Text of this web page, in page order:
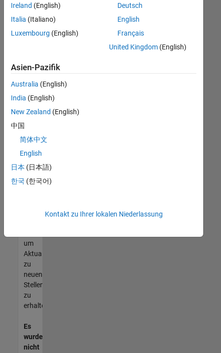
oder
alle
Stellenangebote
anzeigen .
noch
keine
offenen
Stellen
können,
die
Ihren
entsprechen,
werden
unseres
um
Aktualisierungen
zu
neuen
Stellenangeboten
zu
erhalten.
Es
wurden
nicht
Ireland (English)
Italia (Italiano)
Luxembourg (English)
Deutsch
English
Français
United Kingdom(English)
Asien-Pazifik
Australia (English)
India (English)
New Zealand (English)
中国
简体中文
English
日本 (日本語)
한국 (한국어)
Kontakt zu Ihrer lokalen Niederlassung